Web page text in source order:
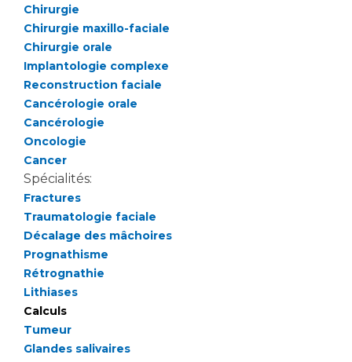
Qualité
Nos indicateurs qualité et de sécurité des soins
Protection des données
Sécurité
Les recherches en santé à l’AP-HM
Lieu de santé sans tabac
Liste des marchés conclus
Documents utiles
Chirurgie
Chirurgie maxillo-faciale
Chirurgie orale
Implantologie complexe
Reconstruction faciale
Cancérologie orale
Cancérologie
Oncologie
Cancer
Spécialités:
Fractures
Traumatologie faciale
Décalage des mâchoires
Prognathisme
Rétrognathie
Lithiases
Calculs
Tumeur
Glandes salivaires